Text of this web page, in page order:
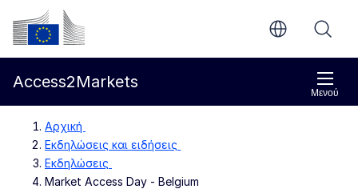
Απευθείας μετάβαση στο κύριο περιεχόμενο
Ευρωπαϊκή Επιτροπή
Μενού
Access2Markets
Αρχική
Εκδηλώσεις και ειδήσεις
Εκδηλώσεις
Market Access Day - Belgium